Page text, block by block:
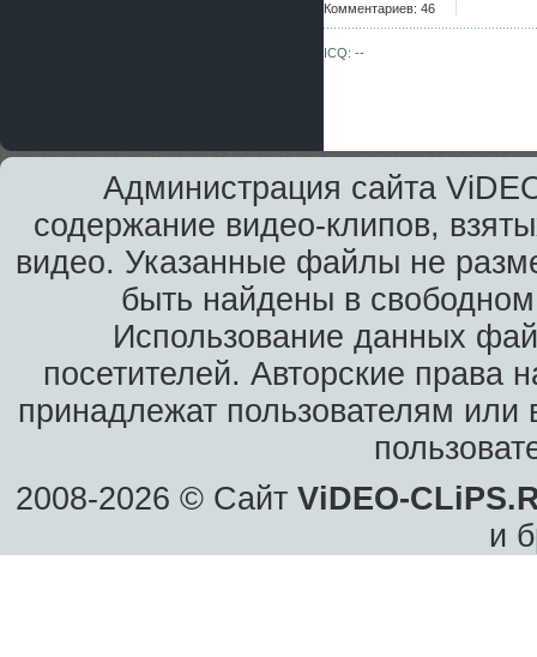
Комментариев: 46
ICQ: --
Администрация сайта
содержание видео-клипов,
видео. Указанные файлы не
быть найдены в
Использование данных
посетителей. Авторские права
принадлежат пользователям или
2008-2026 © Сайт ViDEO-
и